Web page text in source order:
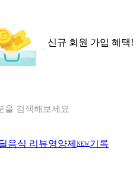
신규 회원 가입 혜택!
식 검색해보세요
음식 리뷰영양제 NEW기록